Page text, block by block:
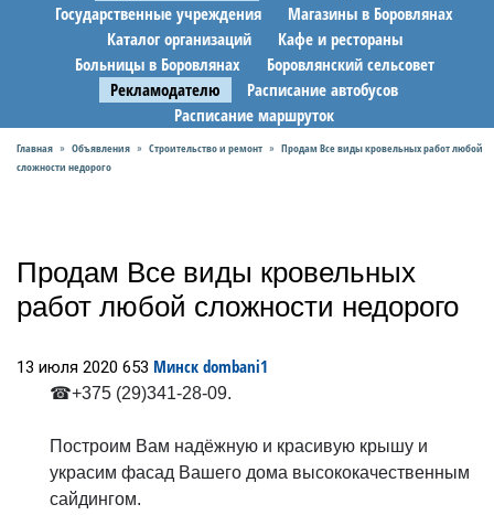
Государственные учреждения
Магазины в Боровлянах
Каталог организаций
Кафе и рестораны
Больницы в Боровлянах
Боровлянский сельсовет
Рекламодателю
Расписание автобусов
Расписание маршруток
Главная » Объявления » Строительство и ремонт » Продам Все виды кровельных работ любой
сложности недорого
Продам Все виды кровельных
работ любой сложности недорого
13 июля 2020 653 Минск dombani1
☎+375 (29)341-28-09.
Построим Вам надёжную и красивую крышу и
украсим фасад Вашего дома высококачественным
сайдингом.